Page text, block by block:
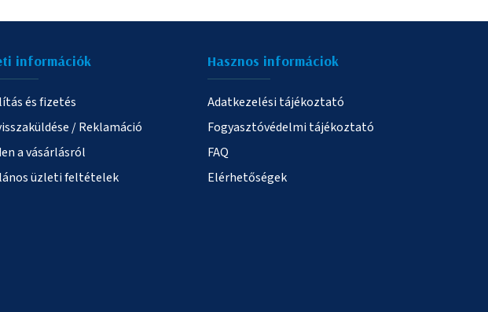
információk
és fizetés
/ Reklamáció
a vásárlásról
üzleti feltételek
Hasznos informáciok
Adatkezelési tájékoztató
Fogyasztóvédelmi tájékoztató
FAQ
Elérhetőségek